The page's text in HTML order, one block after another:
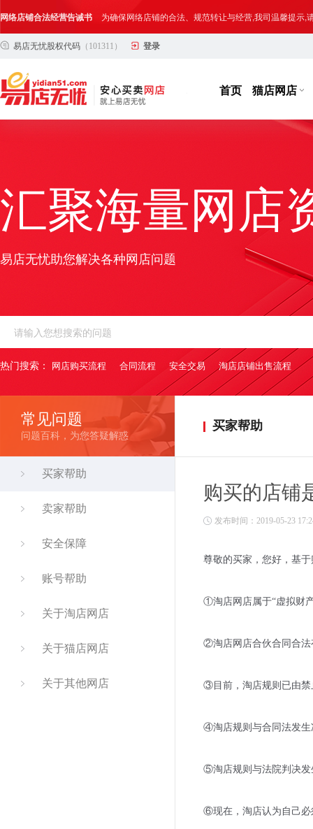
网络店铺合法经营告诫书 为确保网络店铺的合法、规范转让与经营,我司温馨提示
合法合规经营告客户书 部分客户在购买抖店网络店铺后，存在试图规避平台监
网络店铺合法经营告诫书 为确保网络店铺的合法、规范转让与经营,我司温馨提示
易店无忧股权代码 （101311） 登录
首页 猫店网店
汇聚海量网店
易店无忧助您解决各种网店问题
热门搜索： 网店购买流程 合同流程 安全交易 淘店店铺出售流程
常见问题
问题百科，为您答疑解惑
买家帮助
卖家帮助
安全保障
账号帮助
关于淘店网店
关于猫店网店
关于其他网店
买家帮助
购买的店铺
发布时间：2019-05-23
尊敬的买家，您好，基
①淘店网店属于“虚拟财
②淘店网店合伙合同合法
③目前，淘店规则已由禁
④淘店规则与合同法发
⑤淘店规则与法院判决发
⑥现在，淘店认为自己必